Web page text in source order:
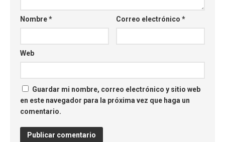
Nombre* Correo electrónico*
Web
Guardar mi nombre, correo electrónico y sitio web
en este navegador para la próxima vez que haga un
comentario.